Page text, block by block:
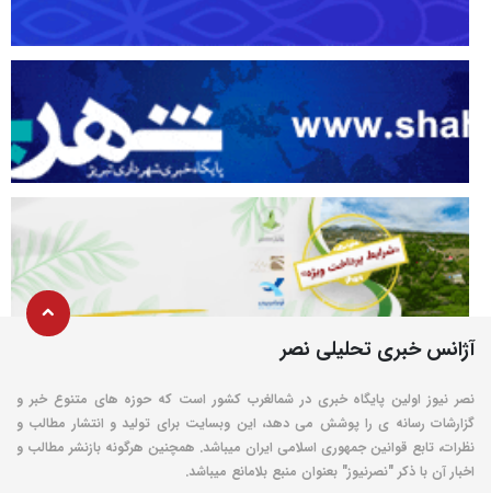
آژانس خبری تحلیلی نصر
نصر نیوز اولین پایگاه خبری در شمالغرب کشور است که حوزه های متنوع خبر و
گزارشات رسانه ی را پوشش می دهد، این وبسایت برای تولید و انتشار مطالب و
نظرات، تابع قوانین جمهوری اسلامی ایران میباشد. همچنین هرگونه بازنشر مطالب و
اخبار آن با ذکر "نصرنیوز" بعنوان منبع بلامانع میباشد.